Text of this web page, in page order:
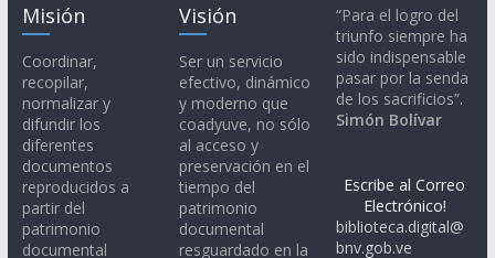
Misión
Coordinar,
recopilar,
normalizar y
difundir los
diferentes
documentos
reproducidos a
partir del
patrimonio
documental
Visión
Ser un servicio
efectivo, dinámico
y moderno que
coadyuve, no sólo
al acceso y
preservación en el
tiempo del
patrimonio
documental
resguardado en la
“Para el logro del
triunfo siempre ha
sido indispensable
pasar por la senda
de los sacrificios”.
Simón Bolívar
Escribe al Correo
Electrónico!
biblioteca.digital@
bnv.gob.ve